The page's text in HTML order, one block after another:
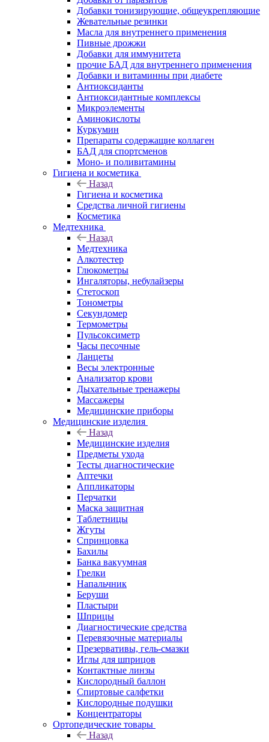
Добавки тонизирующие, общеукрепляющие
Жевательные резинки
Масла для внутреннего применения
Пивные дрожжи
Добавки для иммунитета
прочие БАД для внутреннего применения
Добавки и витаминны при диабете
Антиоксиданты
Антиоксидантные комплексы
Микроэлементы
Аминокислоты
Куркумин
Препараты содержащие коллаген
БАД для спортсменов
Моно- и поливитамины
Гигиена и косметика
Назад
Гигиена и косметика
Средства личной гигиены
Косметика
Медтехника
Назад
Медтехника
Алкотестер
Глюкометры
Ингаляторы, небулайзеры
Стетоскоп
Тонометры
Секундомер
Термометры
Пульсоксиметр
Часы песочные
Ланцеты
Весы электронные
Анализатор крови
Дыхательные тренажеры
Массажеры
Медицинские приборы
Медицинские изделия
Назад
Медицинские изделия
Предметы ухода
Тесты диагностические
Аптечки
Аппликаторы
Перчатки
Маска защитная
Таблетницы
Жгуты
Спринцовка
Бахилы
Банка вакуумная
Грелки
Напальчник
Беруши
Пластыри
Шприцы
Диагностические средства
Перевязочные материалы
Презервативы, гель-смазки
Иглы для шприцов
Контактные линзы
Кислородный баллон
Спиртовые салфетки
Кислородные подушки
Концентраторы
Ортопедические товары
Назад